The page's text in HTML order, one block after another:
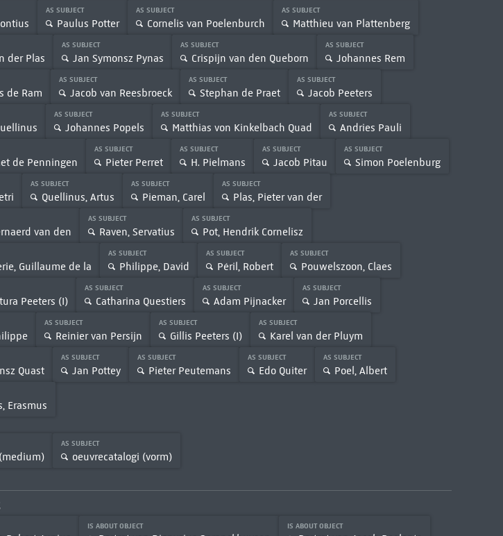
AS SUBJECT
Paulus Potter
AS SUBJECT
Cornelis van Poelenburch
AS SUBJECT
Matthieu van Plattenberg
der Plas
AS SUBJECT
Jan Symonsz Pynas
AS SUBJECT
Crispijn van den Queborn
AS SUBJECT
Johannes Rem
de Ram
AS SUBJECT
Jacob van Reesbroeck
AS SUBJECT
Stephan de Praet
AS SUBJECT
Jacob Peeters
AS SUBJECT
Johannes Popels
AS SUBJECT
Matthias von Kinkelbach Quad
AS SUBJECT
Andries Pauli
de Penningen
AS SUBJECT
Pieter Perret
AS SUBJECT
H. Pielmans
AS SUBJECT
Jacob Pitau
AS SUBJECT
Simon Poelenburg
AS SUBJECT
Quellinus, Artus
AS SUBJECT
Pieman, Carel
AS SUBJECT
Plas, Pieter van der
van den
AS SUBJECT
Raven, Servatius
AS SUBJECT
Pot, Hendrik Cornelisz
Guillaume de la
AS SUBJECT
Philippe, David
AS SUBJECT
Péril, Robert
AS SUBJECT
Pouwelszoon, Claes
Peeters (I)
AS SUBJECT
Catharina Questiers
AS SUBJECT
Adam Pijnacker
AS SUBJECT
Jan Porcellis
AS SUBJECT
Reinier van Persijn
AS SUBJECT
Gillis Peeters (I)
AS SUBJECT
Karel van der Pluym
Quast
AS SUBJECT
Jan Pottey
AS SUBJECT
Pieter Peutemans
AS SUBJECT
Edo Quiter
AS SUBJECT
Poel, Albert
Erasmus
AS SUBJECT
oeuvrecatalogi (vorm)
IS ABOUT OBJECT IS ABOUT OBJECT